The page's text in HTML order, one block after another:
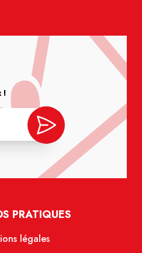
!
PRATIQUES
légales